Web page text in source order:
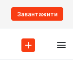
Завантажити